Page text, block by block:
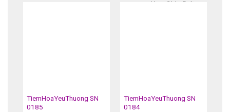
Hoa Chia Buồn
TiemHoaYeuThuong SN
0185
TiemHoaYeuThuong SN
0184